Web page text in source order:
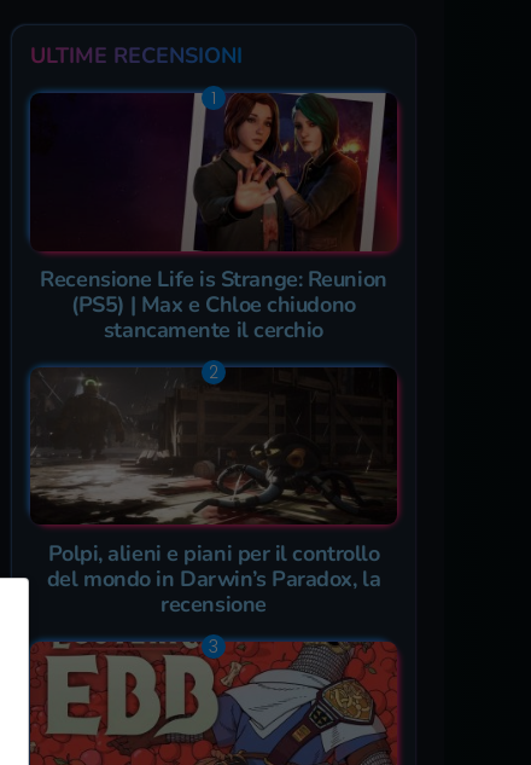
ULTIME RECENSIONI
Recensione Life is Strange: Reunion
(PS5) | Max e Chloe chiudono
stancamente il cerchio
Polpi, alieni e piani per il controllo
del mondo in Darwin’s Paradox, la
recensione